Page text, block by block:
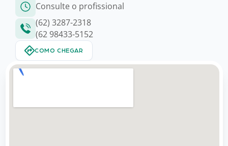
Consulte o profissional
(62) 3287-2318
(62 98433-5152
COMO CHEGAR